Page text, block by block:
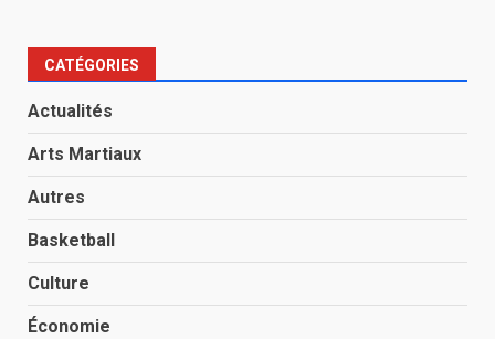
CATÉGORIES
Actualités
Arts Martiaux
Autres
Basketball
Culture
Économie